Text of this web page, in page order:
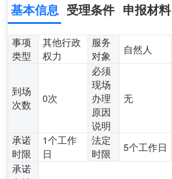
基本信息 受理条件 申报材料
事项
类型
其他行政
权力
服务
对象
自然人
到场
次数
0次
必须
现场
办理
原因
说明
无
承诺
时限
1个工作
日
法定
时限
5个工作日
承诺